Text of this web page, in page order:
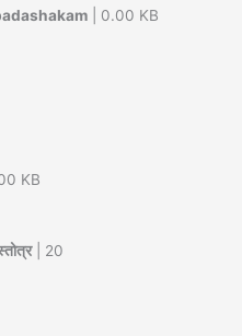
| 0.00 KB
KB
| 20